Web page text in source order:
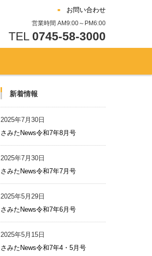
お問い合わせ
営業時間 AM9:00～PM6:00
TEL 0745-58-3000
新着情報
2025年7月30日
さみたNews令和7年8月号
2025年7月30日
さみたNews令和7年7月号
2025年5月29日
さみたNews令和7年6月号
2025年5月15日
さみたNews令和7年4・5月号